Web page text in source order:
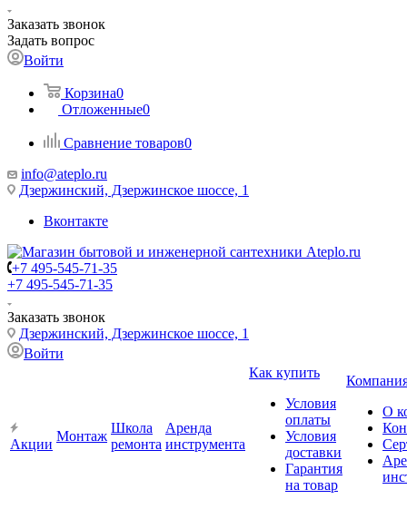
Заказать звонок
Задать вопрос
Войти
Корзина0
Отложенные0
Сравнение товаров0
info@ateplo.ru
Дзержинский, Дзержинское шоссе, 1
Вконтакте
+7 495-545-71-35
+7 495-545-71-35
Заказать звонок
Дзержинский, Дзержинское шоссе, 1
Войти
Акции
Монтаж
Школа
ремонта
Аренда
инструмента
Как купить
Условия
оплаты
Условия
доставки
Гарантия
на товар
О